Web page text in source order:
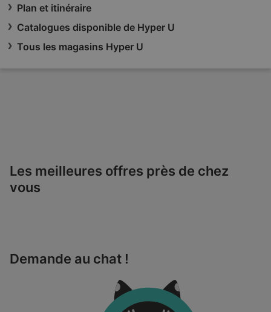
Plan et itinéraire
Catalogues disponible de Hyper U
Tous les magasins Hyper U
Les meilleures offres près de chez
vous
Demande au chat !